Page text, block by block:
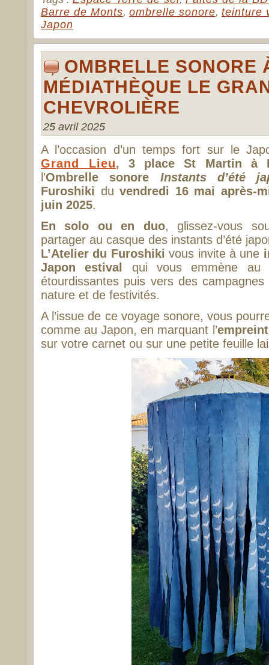
Barre de Monts, ombrelle sonore, teinture
Japon
OMBRELLE SONORE
MÉDIATHÈQUE LE
CHEVROLIÈRE
25 avril 2025
A l’occasion d’un temps fort sur le
Grand Lieu, 3 place St Martin à
l’Ombrelle sonore Instants d’été
Furoshiki du vendredi 16 mai après-
juin 2025.
En solo ou en duo, glissez-vous
partager au casque des instants d’été
L’Atelier du Furoshiki vous invite à une
Japon estival
qui vous emmène au
étourdissantes puis vers des
nature et de festivités.
A l’issue de ce voyage sonore, vous
comme au Japon, en marquant l’
sur votre carnet ou sur une petite feuille